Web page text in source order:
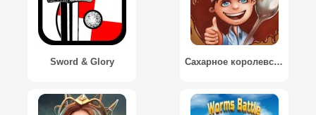
Sword & Glory Сахарное королевство / Sugar Kingdom